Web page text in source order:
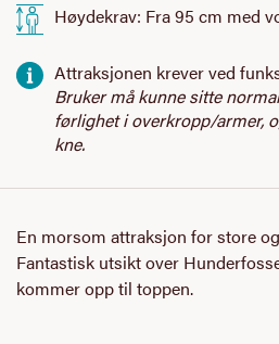
Høydekrav: Fra 95 cm med
Attraksjonen krever ved
Bruker må kunne sitte
førlighet i overkropp/armer,
kne.
En morsom attraksjon for store
Fantastisk utsikt over
kommer opp til toppen.